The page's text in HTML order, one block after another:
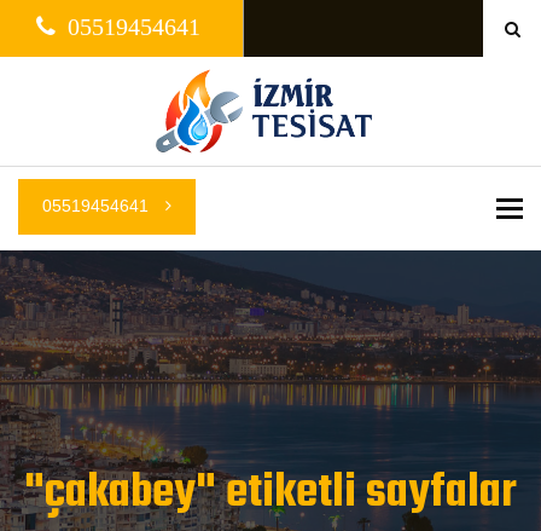
05519454641
05519454641
"çakabey" etiketli sayfalar